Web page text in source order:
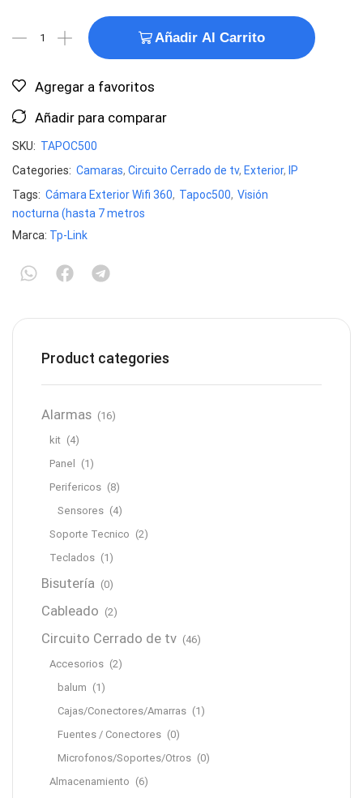
Añadir Al Carrito
Agregar a favoritos
Añadir para comparar
SKU: TAPOC500
Categories: Camaras, Circuito Cerrado de tv, Exterior, IP
Tags: Cámara Exterior Wifi 360, Tapoc500, Visión
nocturna (hasta 7 metros
Marca: Tp-Link
Product categories
Alarmas (16)
kit (4)
Panel
(1)
Perifericos (8)
Sensores (4)
Soporte Tecnico (2)
Teclados (1)
Bisutería (0)
Cableado (2)
Circuito Cerrado de tv (46)
Accesorios (2)
balum (1)
Cajas/Conectores/Amarras (1)
Fuentes / Conectores (0)
Microfonos/Soportes/Otros (0)
Almacenamiento (6)